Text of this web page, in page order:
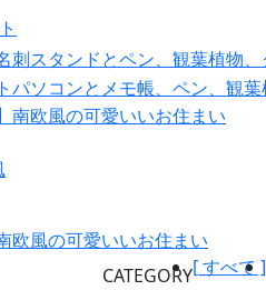
欧風の可愛いいお住まい
CATEGORY[ すべて ]